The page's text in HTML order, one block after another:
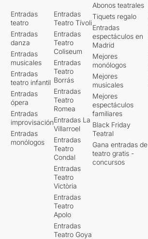
Entradas
teatro
Entradas
danza
Entradas
musicales
Entradas
teatro infantil
Entradas
ópera
Entradas
improvisación
Entradas
monólogos
Entradas
Teatro Tívoli
Entradas
Teatro
Coliseum
Entradas
Teatro
Borrás
Entradas
Teatro
Romea
Entradas La
Villarroel
Entradas
Teatro
Condal
Entradas
Teatro
Victòria
Entradas
Teatro
Apolo
Entradas
Teatro Goya
Abonos teatrales
Tiquets regalo
Entradas
espectáculos en
Madrid
Mejores
monólogos
Mejores
musicales
Mejores
espectáculos
familiares
Black Friday
Teatral
Gana entradas de
teatro gratis -
concursos